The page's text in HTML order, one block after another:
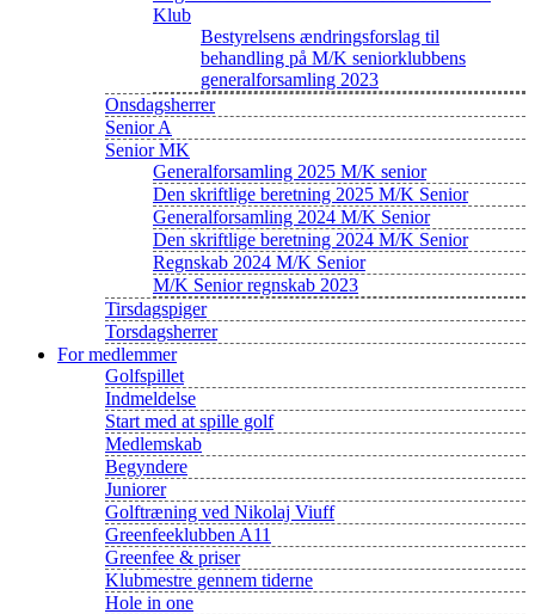
Klub
Bestyrelsens ændringsforslag til
behandling på M/K seniorklubbens
generalforsamling 2023
Onsdagsherrer
Senior A
Senior MK
Generalforsamling 2025 M/K senior
Den skriftlige beretning 2025 M/K Senior
Generalforsamling 2024 M/K Senior
Den skriftlige beretning 2024 M/K Senior
Regnskab 2024 M/K Senior
M/K Senior regnskab 2023
Tirsdagspiger
Torsdagsherrer
For medlemmer
Golfspillet
Indmeldelse
Start med at spille golf
Medlemskab
Begyndere
Juniorer
Golftræning ved Nikolaj Viuff
Greenfeeklubben A11
Greenfee & priser
Klubmestre gennem tiderne
Hole in one